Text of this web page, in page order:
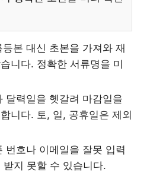
등본 대신 초본을 가져와 재
니다. 정확한 서류명을 미
달력일을 헷갈려 마감일을
니다. 토, 일, 공휴일은 제외
번호나 이메일을 잘못 입력
지 못할 수 있습니다.